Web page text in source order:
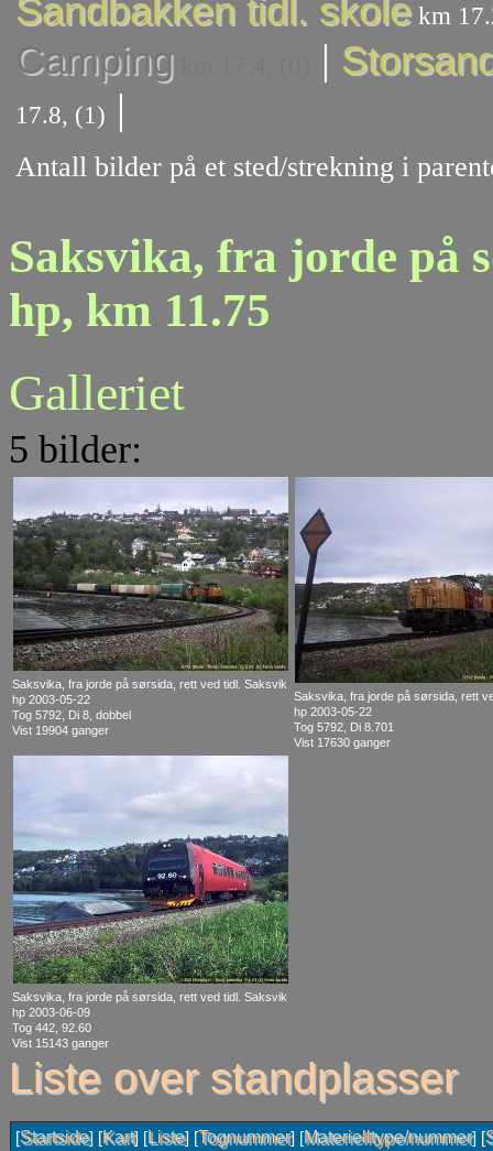
Sandbakken tidl. skolekm
Camping |
17.8, (1) |
Antall bilder på et sted/strekning i
Saksvika, fra jorde på
hp, km 11.75
Galleriet
5 bilder:
Saksvika, fra jorde på sørsida, rett ved tidl. Saksvik
hp 2003-05-22
Tog 5792, Di 8, dobbel
Vist 19904 ganger
Saksvika, fra jorde på sørsida, rett
hp 2003-05-22
Tog 5792, Di 8.701
Vist 17630 ganger
Saksvika, fra jorde på sørsida, rett ved tidl. Saksvik
hp 2003-06-09
Tog 442, 92.60
Vist 15143 ganger
Liste over standplasser
[Startside] [Kart] [Liste] [Tognummer] [Materielltype/nummer] [